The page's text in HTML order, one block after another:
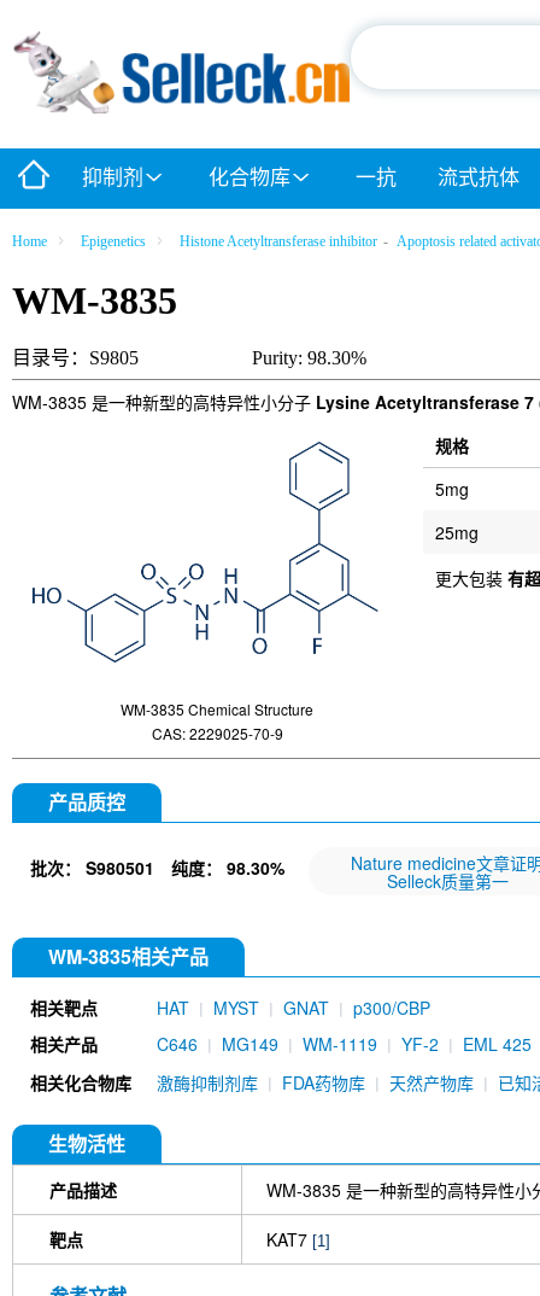
抑制剂 化合物库 一抗 流式抗体
Home Epigenetics Histone Acetyltransferase inhibitor - Apoptosis related
WM-3835
目录号：S9805 Purity: 98.30%
WM-3835 是一种新型的高特异性小分子 Lysine Acetyltransferase 7
WM-3835 Chemical Structure
CAS: 2229025-70-9
规格
5mg
25mg
更大包装 有
产品质控
批次： S980501 纯度： 98.30% Nature medicine文章证
Selleck质量第一
WM-3835相关产品
相关靶点 HAT MYST GNAT
p300/CBP
相关产品
C646 MG149 WM-1119 YF-2
EML 425
相关化合物库 激酶抑制剂库 FDA药物库 天然产物库 已知
生物活性
产品描述 WM-3835 是一种新型的高特异性
靶点 KAT7 [1]